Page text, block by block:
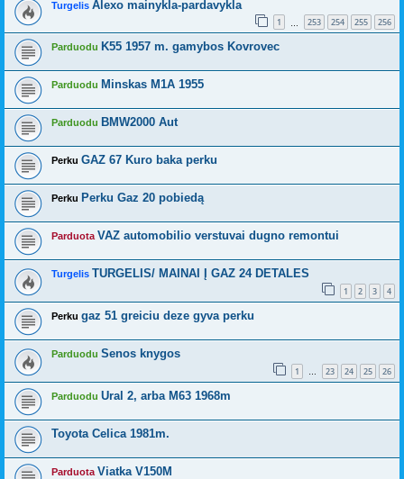
Turgelis Alexo mainykla-pardavykla
1 253 254 255 256
Parduodu K55 1957 m. gamybos Kovrovec
Parduodu Minskas M1A 1955
Parduodu BMW2000 Aut
Perku GAZ 67 Kuro baka perku
Perku Perku Gaz 20 pobiedą
Parduota VAZ automobilio verstuvai dugno remontui
Turgelis TURGELIS/ MAINAI Į GAZ 24 DETALES
1 2 3 4
Perku gaz 51 greiciu deze gyva perku
Parduodu Senos knygos
1 … 23 24 25 26
Parduodu Ural 2, arba M63 1968m
Toyota Celica 1981m.
Parduota Viatka V150M